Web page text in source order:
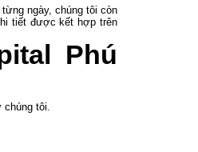
ngày, chúng tôi còn
tiết được kết hợp trên
Phú
tôi.